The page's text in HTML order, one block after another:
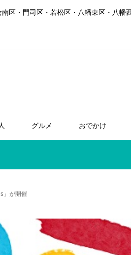
区・門司区・若松区・八幡東区・八
グルメ おでかけ
」が開催